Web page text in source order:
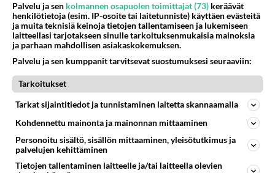
Anonyymi
2024-02-27 12:49:10
Persujen johtajilla kusi noussut päähän ,onneksi
kerkeää vaikka keskustan ehdokkaaksi Ouluun
Äänestä Kommentoi
Anonyymi
2024-02-27 12:58:07
Anonyymi kirjoitti:
Palvelu ja sen kolmannen osapuolen toimittajat (73) keräävät
henkilötietoja (esim. IP-osoite tai laitetunniste) käyttäen evästeitä
ja muita teknisiä keinoja tietojen tallentamiseen ja lukemiseen
laitteellasi tarjotakseen sinulle tarkoituksenmukaisia mainoksia
ja parhaan mahdollisen asiakaskokemuksen.
Palvelu ja sen kumppanit tarvitsevat suostumuksesi seuraaviin:
Tarkoitukset
Tarkat sijaintitiedot ja tunnistaminen laitetta skannaamalla
Kohdennettu mainonta ja mainonnan mittaaminen
Personoitu sisältö, sisällön mittaaminen, yleisötutkimus ja
palvelujen kehittäminen
Tietojen tallentaminen laitteelle ja/tai laitteella olevien